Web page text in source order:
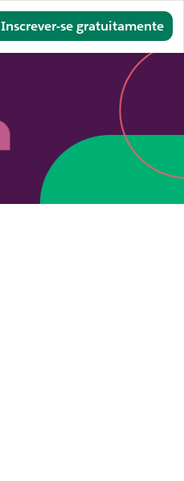
Inscrever-se gratuitamente